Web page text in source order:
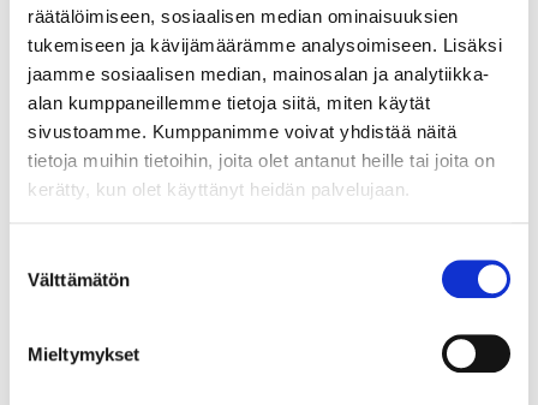
räätälöimiseen, sosiaalisen median ominaisuuksien
tukemiseen ja kävijämäärämme analysoimiseen. Lisäksi
jaamme sosiaalisen median, mainosalan ja analytiikka-
alan kumppaneillemme tietoja siitä, miten käytät
sivustoamme. Kumppanimme voivat yhdistää näitä
tietoja muihin tietoihin, joita olet antanut heille tai joita on
kerätty, kun olet käyttänyt heidän palvelujaan.
valinta
Välttämätön
Mieltymykset
Vinkkaa kaverille
Facebook Twitter
LinkedIn WhatsApp